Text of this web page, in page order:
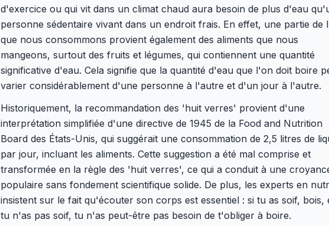
d'exercice ou qui vit dans un climat chaud aura besoin de plus d'eau
personne sédentaire vivant dans un endroit frais. En effet, une partie de
que nous consommons provient également des aliments que nous
mangeons, surtout des fruits et légumes, qui contiennent une quantité
significative d'eau. Cela signifie que la quantité d'eau que l'on doit boire
varier considérablement d'une personne à l'autre et d'un jour à l'autre.
Historiquement, la recommandation des 'huit verres' provient d'une
interprétation simplifiée d'une directive de 1945 de la Food and Nutrition
Board des États-Unis, qui suggérait une consommation de 2,5 litres de
par jour, incluant les aliments. Cette suggestion a été mal comprise et
transformée en la règle des 'huit verres', ce qui a conduit à une
populaire sans fondement scientifique solide. De plus, les experts en
insistent sur le fait qu'écouter son corps est essentiel : si tu as soif, bois,
tu n'as pas soif, tu n'as peut-être pas besoin de t'obliger à boire.